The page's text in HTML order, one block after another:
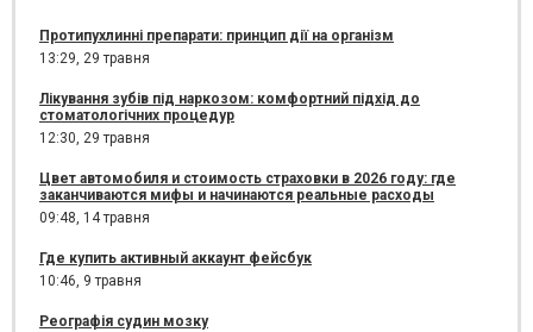
Протипухлинні препарати: принцип дії на організм
13:29, 29 травня
Лікування зубів під наркозом: комфортний підхід до
стоматологічних процедур
12:30, 29 травня
Цвет автомобиля и стоимость страховки в 2026 году: где
заканчиваются мифы и начинаются реальные расходы
09:48, 14 травня
Где купить активный аккаунт фейсбук
10:46, 9 травня
Реографія судин мозку